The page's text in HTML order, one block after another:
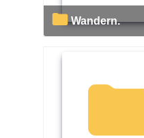
Wandern.